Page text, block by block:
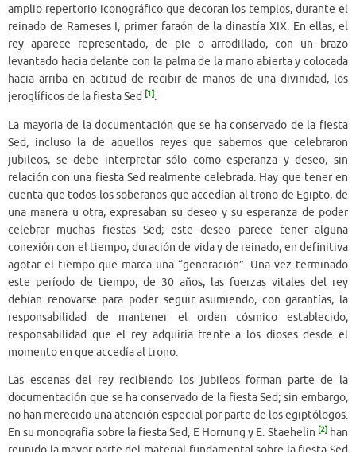
amplio repertorio iconográfico que decoran los templos, durante el
reinado de Rameses I, primer faraón de la dinastía XIX. En ellas, el
rey aparece representado, de pie o arrodillado, con un brazo
levantado hacia delante con la palma de la mano abierta y colocada
hacia arriba en actitud de recibir de manos de una divinidad, los
jeroglíficos de la fiesta Sed [1].
La mayoría de la documentación que se ha conservado de la fiesta
Sed, incluso la de aquellos reyes que sabemos que celebraron
jubileos, se debe interpretar sólo como esperanza y deseo, sin
relación con una fiesta Sed realmente celebrada. Hay que tener en
cuenta que todos los soberanos que accedían al trono de Egipto, de
una manera u otra, expresaban su deseo y su esperanza de poder
celebrar muchas fiestas Sed; este deseo parece tener alguna
conexión con el tiempo, duración de vida y de reinado, en definitiva
agotar el tiempo que marca una “generación”. Una vez terminado
este período de tiempo, de 30 años, las fuerzas vitales del rey
debían renovarse para poder seguir asumiendo, con garantías, la
responsabilidad de mantener el orden cósmico establecido;
responsabilidad que el rey adquiría frente a los dioses desde el
momento en que accedía al trono.
Las escenas del rey recibiendo los jubileos forman parte de la
documentación que se ha conservado de la fiesta Sed; sin embargo,
no han merecido una atención especial por parte de los egiptólogos.
En su monografía sobre la fiesta Sed, E Hornung y E. Staehelin [2]han